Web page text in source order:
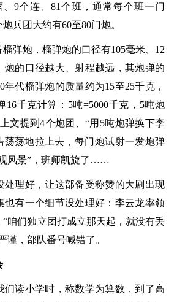
9个连、81个班，通常每个班一门
兵团大约有60至80门炮。
炮，榴弹炮的口径有105毫米、12
炮的口径越大、射程越远，其炮弹的
年代榴弹炮的质量约为15至25千克，
16千克计算：5吨=5000千克，5吨炮
文提到4个炮团、“用5吨炮弹换下李
荡荡地拉上去，每门炮试射一发炮弹
风景”，班师凯旋了……
理好，让这部备受称赞的大剧出现
也有一个细节没处理好：李云龙率领
咱们独立团打成立那天起，就没有丢
谨，部队番号喊错了。
读小学时，称数学为算数，到了高